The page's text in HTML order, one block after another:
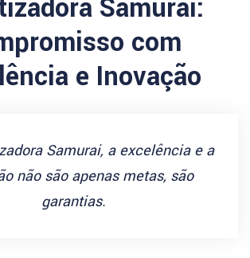
Samurai:
com
e Inovação
Samurai, a excelência e a
não são apenas metas, são
garantias.